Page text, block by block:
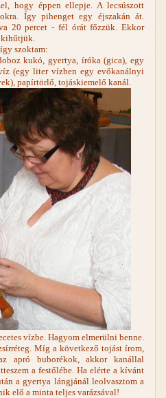
hogy éppen ellepje. A lecsúszott
Így pihenget egy éjszakán át.
20 percet - fél órát főzzük. Ekkor
szoktam:
kukó, gyertya, íróka (gica), egy
(egy liter vízben egy evőkanálnyi
papírtörlő, tojáskiemelő kanál.
vízbe. Hagyom elmerülni benne.
Míg a következő tojást írom,
apró buborékok, akkor kanállal
a festőlébe. Ha elérte a kívánt
a gyertya lángjánál leolvasztom a
elő a minta teljes varázsával!